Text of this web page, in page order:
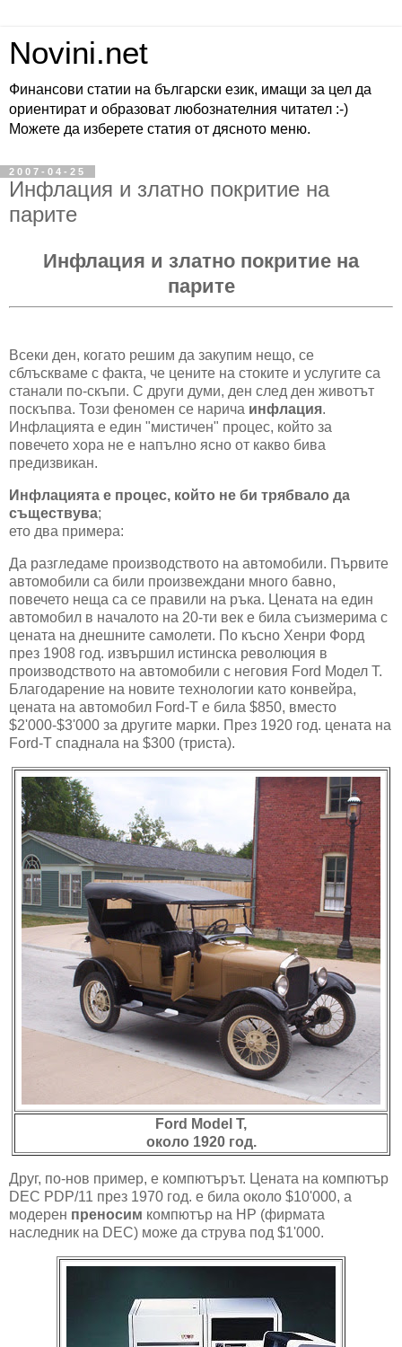
Novini.net
Финансови статии на български език, имащи за цел да
ориентират и образоват любознателния читател :-)
Можете да изберете статия от дясното меню.
2007-04-25
Инфлация и златно покритие на
парите
Инфлация и златно покритие на
парите
Всеки ден, когато решим да закупим нещо, се
сблъскваме с факта, че цените на стоките и услугите са
станали по-скъпи. С други думи, ден след ден животът
поскъпва. Този феномен се нарича инфлация.
Инфлацията е един "мистичен" процес, който за
повечето хора не е напълно ясно от какво бива
предизвикан.
Инфлацията е процес, който не би трябвало да
съществува;
ето два примера:
Да разгледаме производството на автомобили. Първите
автомобили са били произвеждани много бавно,
повечето неща са се правили на ръка. Цената на един
автомобил в началото на 20-ти век е била съизмерима с
цената на днешните самолети. По късно Хенри Форд
през 1908 год. извършил истинска революция в
производството на автомобили с неговия Ford Модел T.
Благодарение на новите технологии като конвейра,
цената на автомобил Ford-T е била $850, вместо
$2'000-$3'000 за другите марки. През 1920 год. цената на
Ford-T спаднала на $300 (триста).
Ford Model T,
около 1920 год.
Друг, по-нов пример, е компютърът. Цената на компютър
DEC PDP/11 през 1970 год. е била около $10'000, а
модерен преносим компютър на HP (фирмата
наследник на DEC) може да струва под $1'000.